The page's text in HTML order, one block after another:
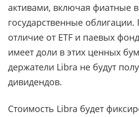
активами, включая фиатные
государственные облигации.
отличие от ETF и паевых
имеет доли в этих ценных
держатели Libra не будут
дивидендов.
Стоимость Libra будет